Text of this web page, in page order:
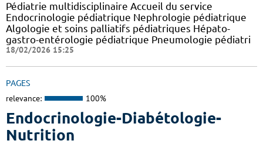
Pédiatrie multidisciplinaire Accueil du service
Endocrinologie pédiatrique Nephrologie pédiatrique
Algologie et soins palliatifs pédiatriques Hépato-
gastro-entérologie pédiatrique Pneumologie pédiatri
18/02/2026 15:25
PAGES
relevance: 100%
Endocrinologie-Diabétologie-
Nutrition